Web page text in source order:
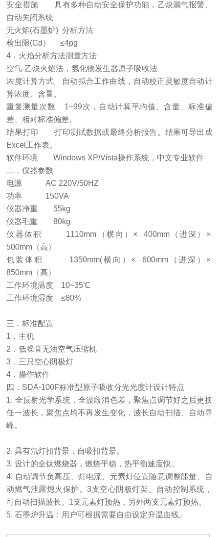
安全措施 具有多种自动安全保护功能，乙炔漏气报警、
自动关闭系统
无火焰(石墨炉) 分析方法
检出限(Cd） ≤4pg
4．火焰分析方法测量方法
空气-乙炔火焰法，氢化物发生器原子吸收法
浓度计算方式 自动拟合工作曲线，自动校正灵敏度自动计
算浓度、含量。
重复测量次数 1~99次，自动计算平均值、含量、标准偏
差、相对标准偏差。
结果打印 打印测试数据或最终分析报告。结果可导出成
Excel工作表。
软件环境 Windows XP/Vista操作系统，中文专业软件
二．仪器参数
电源 AC 220V/50HZ
功率 150VA
仪器净重 55kg
仪器毛重 80kg
仪器体积 1110mm（横向）× 400mm（进深）×
500mm（高）
包装体积 1350mm(横向）× 600mm（进深）×
850mm（高）
工作环境温度 10~35℃
工作环境湿度 ≤80%
三．标准配置
1．主机
2．低噪音无油空气压缩机
3．三只空心阴极灯
4．操作软件
四．SDA-100F标准型原子吸收分光光度计设计特点
1. 全反射光学系统，全波段消色差，聚焦点调节好之后更换
任一波长，聚焦点均不再发生变化，波长自动扫描、自动寻
峰。
2. 具有氘灯扣背景，自吸扣背景。
3. 设计的全钛燃烧器，燃烧平稳，热平衡速度快。
4. 自动调节负高压、灯电流、元素灯位置随意调整能量、自
动燃气泄露熄火保护。3支空心阴极灯架。自动控制系统，
可自动扫描波长。1支元素灯预热，另外两支元素灯预热。
5. 石墨炉升温：用户可根据需要自由设定升温曲线。